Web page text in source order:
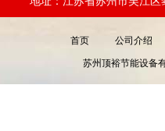
首页 公司介绍
苏州顶裕节能设备